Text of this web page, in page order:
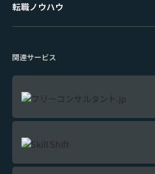
転職ノウハウ
関連サービス